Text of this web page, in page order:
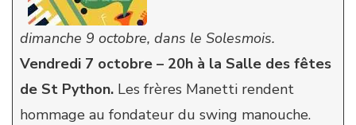
dimanche 9 octobre, dans le Solesmois.
Vendredi 7 octobre – 20h à la Salle des fêtes
de St Python. Les frères Manetti rendent
hommage au fondateur du swing manouche.